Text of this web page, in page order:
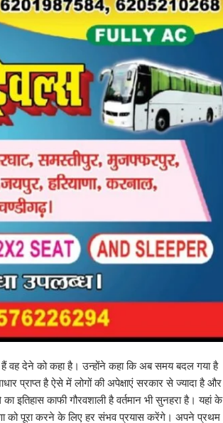
वह देने को कहा है। उन्होंने कहा कि अब समय बदल गया है
प्राप्त है ऐसे में लोगों की अपेक्षाएं सरकार से ज्यादा है और
इतिहास काफी गौरवशाली है वर्तमान भी सुनहरा है। यहां के
को पूरा करने के लिए हर संभव प्रयास करेंगे। अपने प्रथम